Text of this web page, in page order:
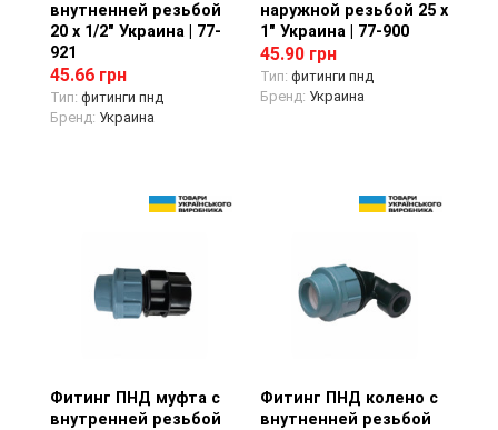
внутненней резьбой
20 х 1/2" Украина | 77-
921
45.66 грн
Тип: фитинги пнд
Бренд: Украина
наружной резьбой 25 х
1" Украина | 77-900
45.90 грн
Тип: фитинги пнд
Бренд: Украина
Просмотр товара
Фитинг ПНД муфта с
внутренней резьбой
Просмотр товара
Фитинг ПНД колено с
внутненней резьбой